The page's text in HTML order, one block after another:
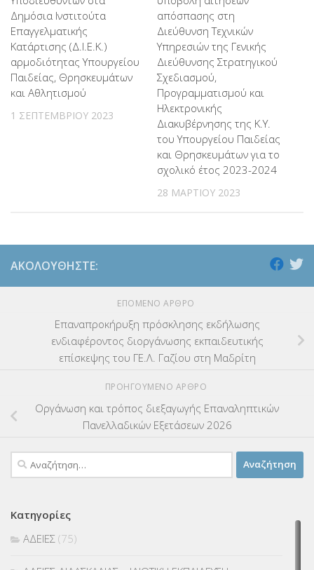
Δημόσια Ινστιτούτα
Επαγγελματικής
Κατάρτισης (Δ.Ι.Ε.Κ.)
αρμοδιότητας Υπουργείου
Παιδείας, Θρησκευμάτων
και Αθλητισμού
1 ΣΕΠΤΕΜΒΡΊΟΥ 2023
απόσπασης στη
Διεύθυνση Τεχνικών
Υπηρεσιών της Γενικής
Διεύθυνσης Στρατηγικού
Σχεδιασμού,
Προγραμματισμού και
Ηλεκτρονικής
Διακυβέρνησης της Κ.Υ.
του Υπουργείου Παιδείας
και Θρησκευμάτων για το
σχολικό έτος 2023-2024
28 ΜΑΡΤΊΟΥ 2023
ΑΚΟΛΟΥΘΉΣΤΕ:
ΕΠΌΜΕΝΟ ΆΡΘΡΟ
Επαναπροκήρυξη πρόσκλησης εκδήλωσης
ενδιαφέροντος διοργάνωσης εκπαιδευτικής
επίσκεψης του ΓΕ.Λ. Γαζίου στη Μαδρίτη
ΠΡΟΗΓΟΎΜΕΝΟ ΆΡΘΡΟ
Οργάνωση και τρόπος διεξαγωγής Επαναληπτικών
Πανελλαδικών Εξετάσεων 2026
Αναζήτηση
για:
Κατηγορίες
ΑΔΕΙΕΣ (75)